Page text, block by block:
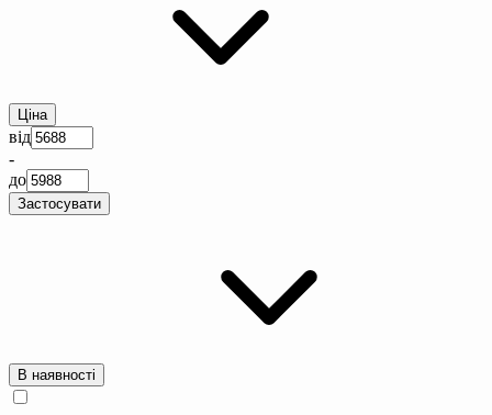
Ціна
від
-
до
Застосувати
В наявності